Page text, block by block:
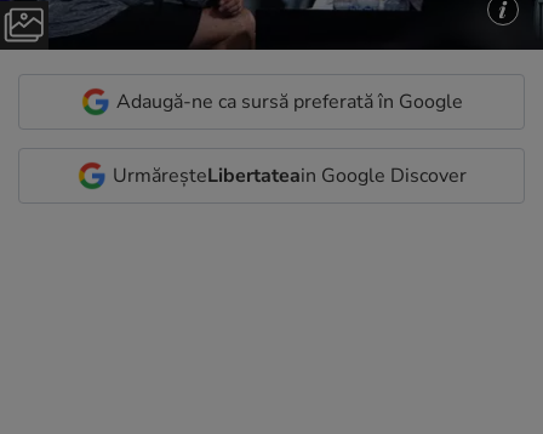
Adaugă-ne ca sursă preferată în Google
UrmăreșteLibertateain Google Discover